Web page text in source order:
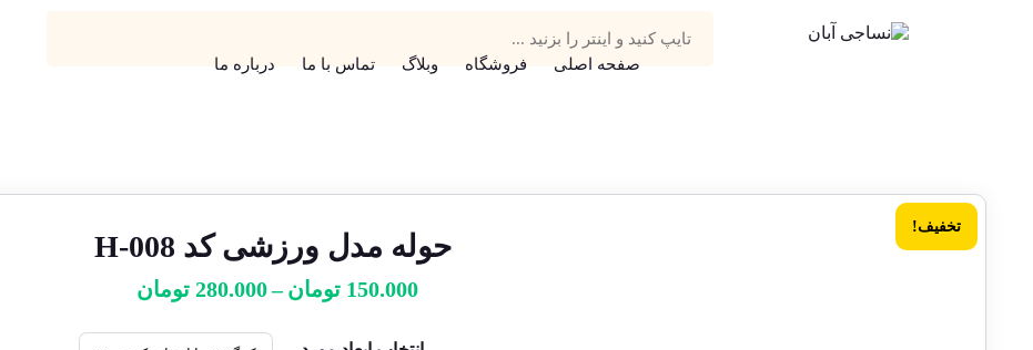
صفحه اصلی فروشگاه وبلاگ تماس با ما درباره ما
تخفیف!
حوله مدل ورزشی کد H-008
150.000 تومان –
280.000 تومان